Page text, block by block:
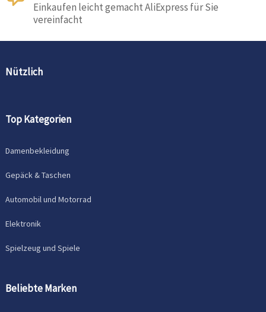
Einkaufen leicht gemacht AliExpress für Sie
vereinfacht
Nützlich
Top Kategorien
Damenbekleidung
Gepäck & Taschen
Automobil und Motorrad
Elektronik
Spielzeug und Spiele
Beliebte Marken